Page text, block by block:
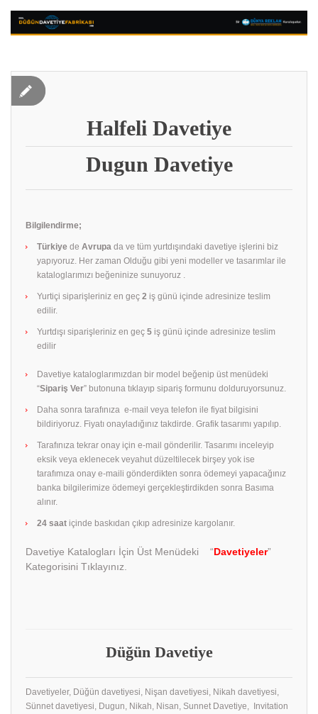
Halfeli Davetiye
Dugun Davetiye
Bilgilendirme;
Türkiye de Avrupa da ve tüm yurtdışındaki davetiye işlerini biz
yapıyoruz. Her zaman Olduğu gibi yeni modeller ve tasarımlar ile
kataloglarımızı beğeninize sunuyoruz .
Yurtiçi siparişleriniz en geç 2 iş günü içinde adresinize teslim
edilir.
Yurtdışı siparişleriniz en geç 5 iş günü içinde adresinize teslim
edilir
Davetiye kataloglarımızdan bir model beğenip üst menüdeki
“Sipariş Ver” butonuna tıklayıp sipariş formunu dolduruyorsunuz.
Daha sonra tarafınıza e-mail veya telefon ile fiyat bilgisini
bildiriyoruz. Fiyatı onayladığınız takdirde. Grafik tasarımı yapılıp.
Tarafınıza tekrar onay için e-mail gönderilir. Tasarımı inceleyip
eksik veya eklenecek veyahut düzeltilecek birşey yok ise
tarafımıza onay e-maili gönderdikten sonra ödemeyi yapacağınız
banka bilgilerimize ödemeyi gerçekleştirdikden sonra Basıma
alınır.
24 saat içinde baskıdan çıkıp adresinize kargolanır.
Davetiye Katalogları İçin Üst Menüdeki “Davetiyeler”
Kategorisini Tıklayınız.
Düğün Davetiye
Davetiyeler, Düğün davetiyesi, Nişan davetiyesi, Nikah davetiyesi,
Sünnet davetiyesi, Dugun, Nikah, Nisan, Sunnet Davetiye, Invitation